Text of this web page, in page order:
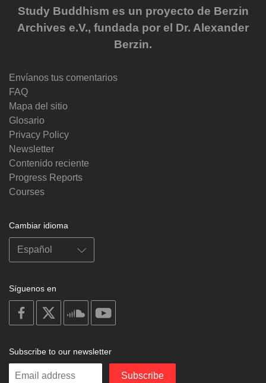
Study Buddhism es un proyecto de Berzin
Archives e.V., fundada por el Dr. Alexander
Berzin.
Envíanos tus comentarios
FAQ
Mapa del sitio
Glosario
Privacy Policy
Newsletter
Contenido reciente
Progress Reports
Courses
Cambiar idioma
Síguenos en
on
facebook
soundcloud
Subscribe to our newsletter
Enter
Subscribe